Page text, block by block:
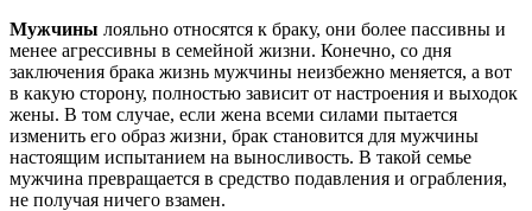
Мужчины лояльно относятся к браку, они более пассивны и
менее агрессивны в семейной жизни. Конечно, со дня
заключения брака жизнь мужчины неизбежно меняется, а вот
в какую сторону, полностью зависит от настроения и выходок
жены. В том случае, если жена всеми силами пытается
изменить его образ жизни, брак становится для мужчины
настоящим испытанием на выносливость. В такой семье
мужчина превращается в средство подавления и ограбления,
не получая ничего взамен.